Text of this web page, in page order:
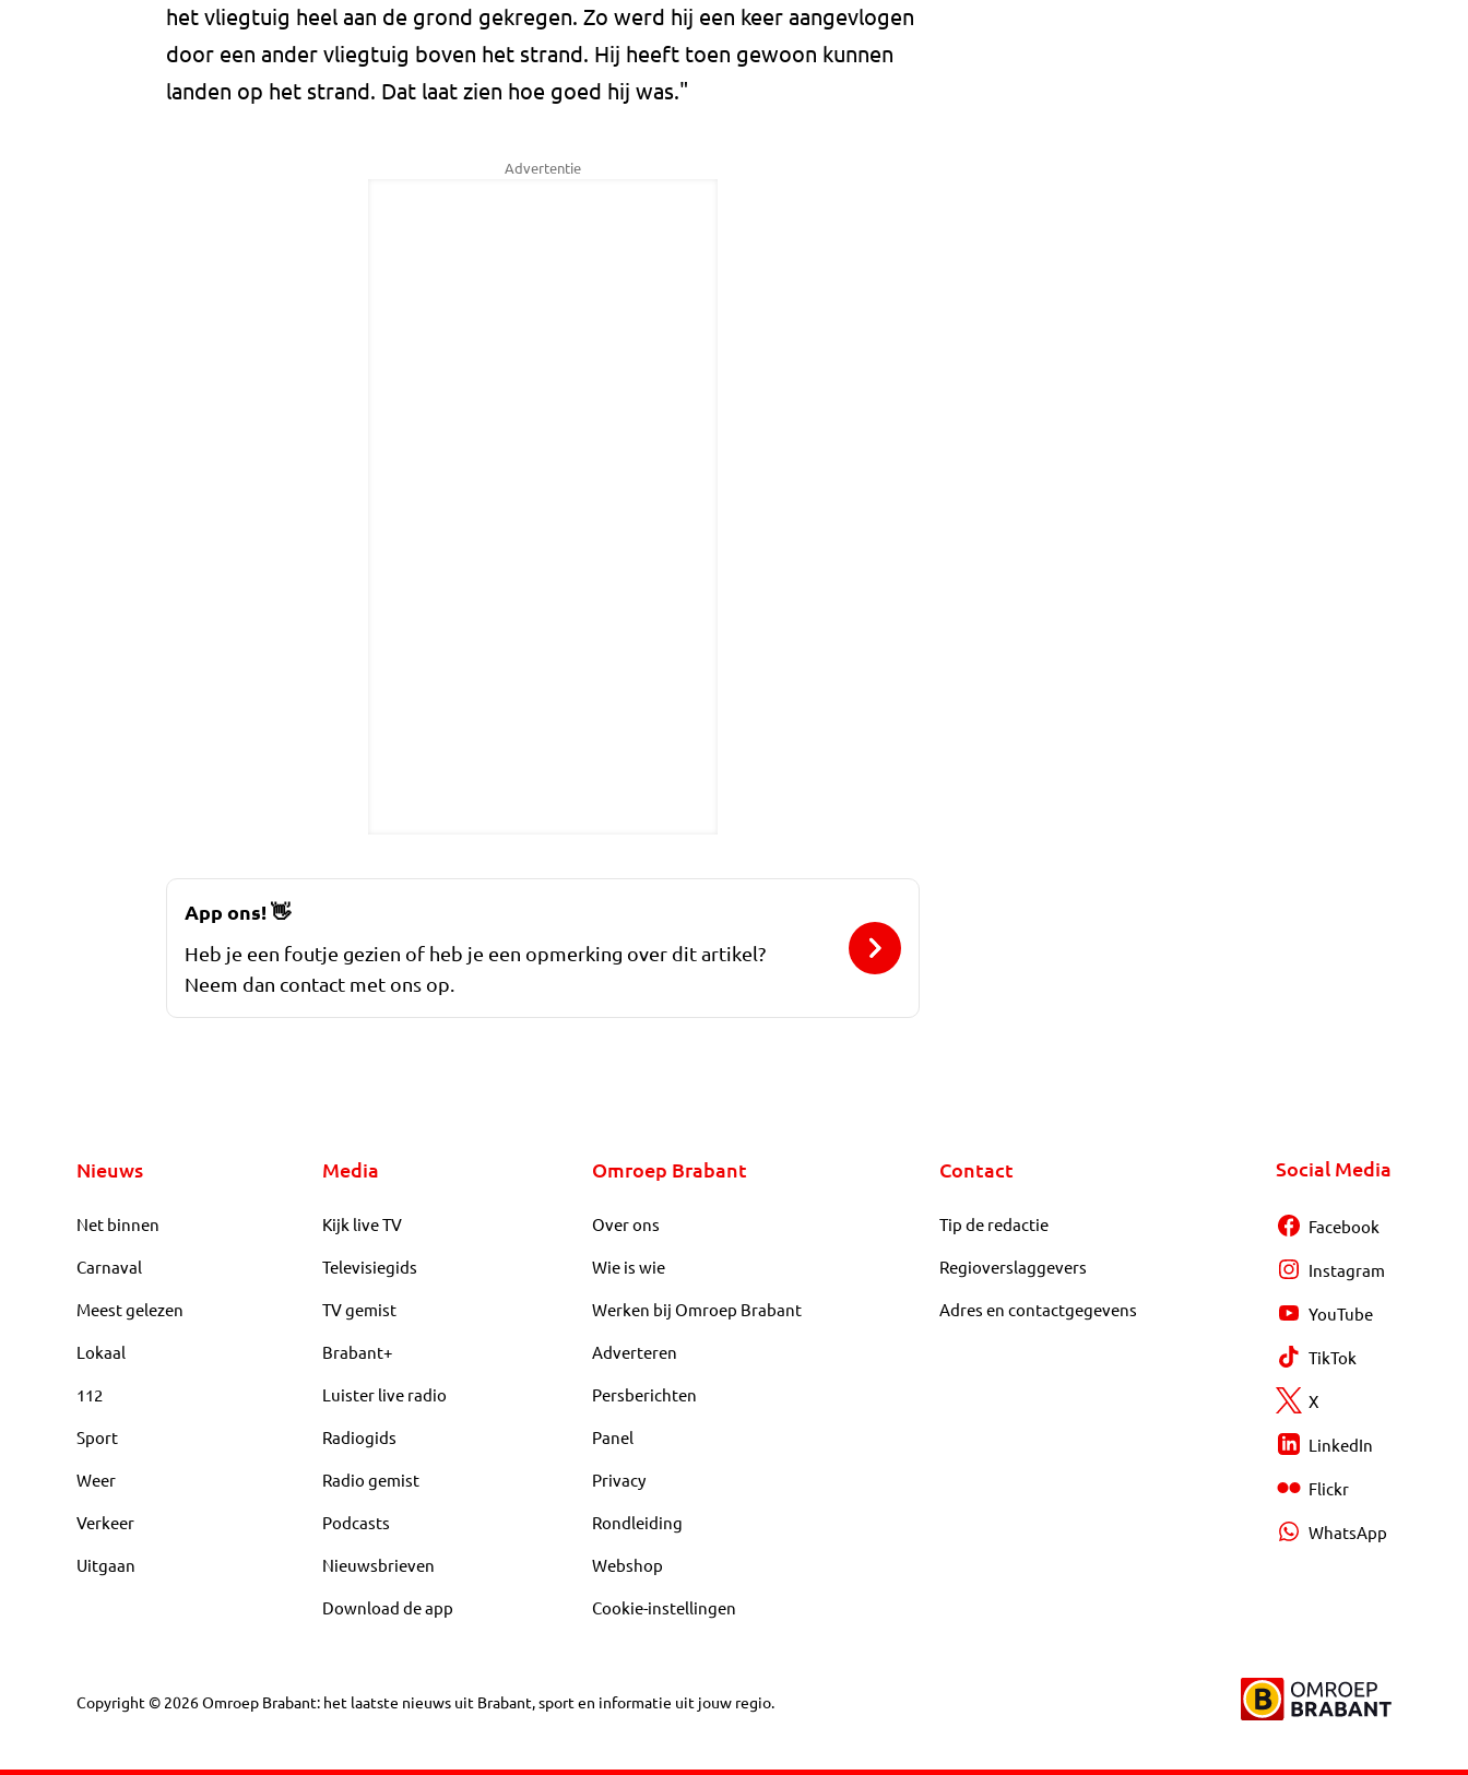
het vliegtuig heel aan de grond gekregen. Zo werd hij een keer aangevlogen
door een ander vliegtuig boven het strand. Hij heeft toen gewoon kunnen
landen op het strand. Dat laat zien hoe goed hij was."
Advertentie
App ons!👋
Heb je een foutje gezien of heb je een opmerking over dit artikel?
Neem dan contact met ons op.
Nieuws
Net binnen
Carnaval
Meest gelezen
Lokaal
112
Sport
Weer
Verkeer
Uitgaan
Media
Kijk live TV
Televisiegids
TV gemist
Brabant+
Luister live radio
Radiogids
Radio gemist
Podcasts
Nieuwsbrieven
Download de app
Omroep Brabant
Over ons
Wie is wie
Werken bij Omroep Brabant
Adverteren
Persberichten
Panel
Privacy
Rondleiding
Webshop
Cookie-instellingen
Contact
Tip de redactie
Regioverslaggevers
Adres en contactgegevens
Social Media
Facebook
Instagram
YouTube
TikTok
X
LinkedIn
Flickr
WhatsApp
Copyright © 2026Omroep Brabant: het laatste nieuws uit Brabant, sport en informatie uit jouw regio.